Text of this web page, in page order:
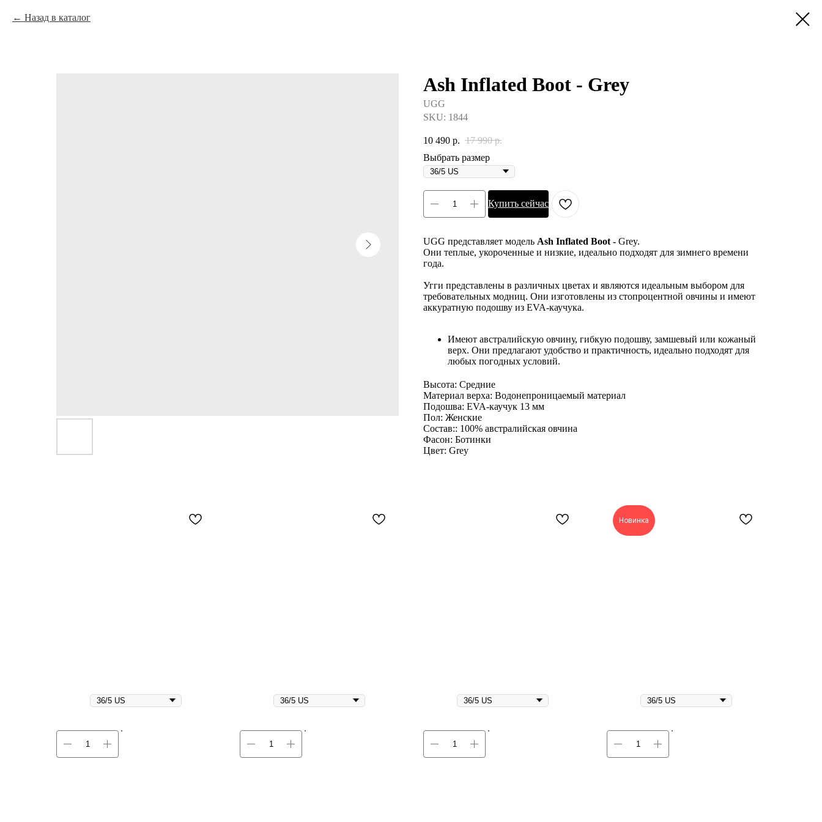
Назад в каталог
Ash Inflated Boot - Grey
UGG
SKU: 1844
10 490 р. 17 990 р.
Выбрать размер
Купить сейчас
UGG представляет модель Ash Inflated Boot - Grey.
Они теплые, укороченные и низкие, идеально подходят для зимнего времени
года.
Угги представлены в различных цветах и являются идеальным выбором для
требовательных модниц. Они изготовлены из стопроцентной овчины и имеют
аккуратную подошву из EVA-каучука.
Имеют австралийскую овчину, гибкую подошву, замшевый или кожаный
верх. Они предлагают удобство и практичность, идеально подходят для
любых погодных условий.
Высота: Средние
Материал верха: Водонепроницаемый материал
Подошва: EVA-каучук 13 мм
Пол: Женские
Состав:: 100% австралийская овчина
Фасон: Ботинки
Цвет: Grey
Новинка